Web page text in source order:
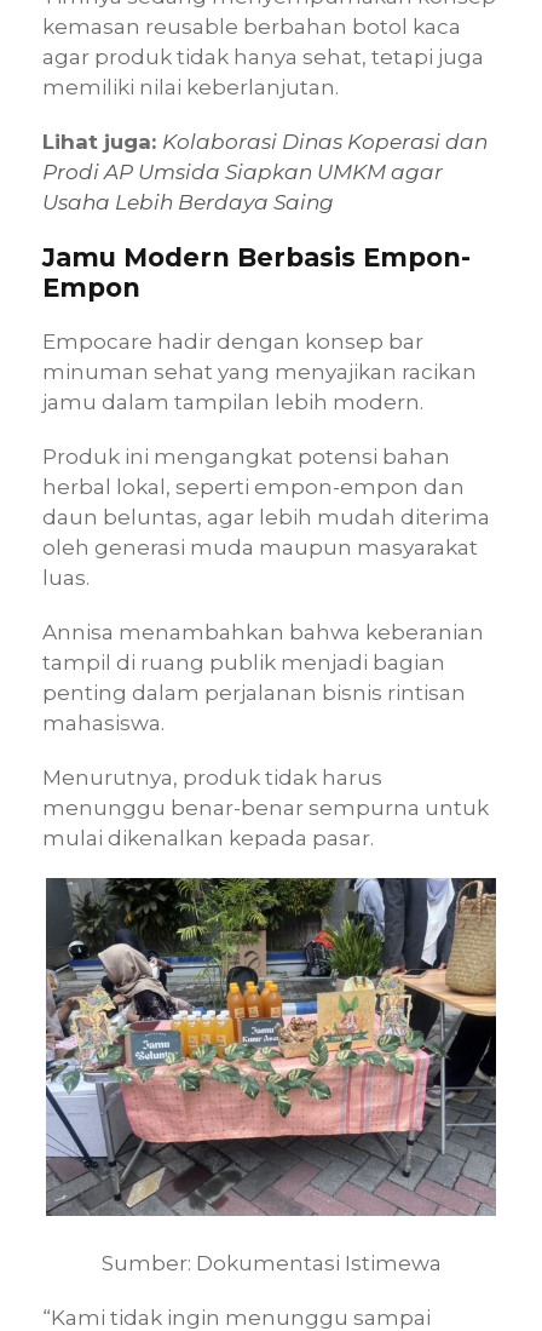
kemasan reusable berbahan botol kaca
agar produk tidak hanya sehat, tetapi juga
memiliki nilai keberlanjutan.
Lihat juga: Kolaborasi Dinas Koperasi dan
Prodi AP Umsida Siapkan UMKM agar
Usaha Lebih Berdaya Saing
Jamu Modern Berbasis Empon-
Empon
Empocare hadir dengan konsep bar
minuman sehat yang menyajikan racikan
jamu dalam tampilan lebih modern.
Produk ini mengangkat potensi bahan
herbal lokal, seperti empon-empon dan
daun beluntas, agar lebih mudah diterima
oleh generasi muda maupun masyarakat
luas.
Annisa menambahkan bahwa keberanian
tampil di ruang publik menjadi bagian
penting dalam perjalanan bisnis rintisan
mahasiswa.
Menurutnya, produk tidak harus
menunggu benar-benar sempurna untuk
mulai dikenalkan kepada pasar.
Sumber: Dokumentasi Istimewa
“Kami tidak ingin menunggu sampai